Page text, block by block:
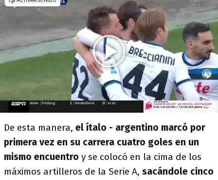
De esta manera, el ítalo - argentino marcó por
primera vez en su carrera cuatro goles en un
mismo encuentro y se colocó en la cima de los
máximos artilleros de la Serie A, sacándole cinco